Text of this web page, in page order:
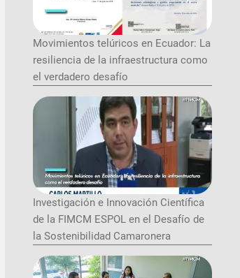
Share
Movimientos telúricos en Ecuador: La
resiliencia de la infraestructura como
el verdadero desafío
Investigación e Innovación Científica
de la FIMCM ESPOL en el Desafío de
la Sostenibilidad Camaronera